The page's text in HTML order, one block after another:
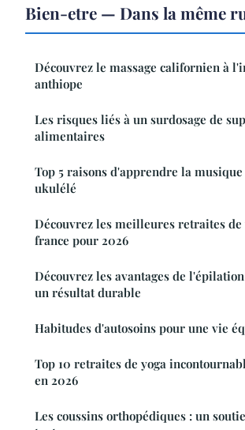
Bien-etre — Dans la même
Découvrez le massage californien à
anthiope
Les risques liés à un surdosage de
alimentaires
Top 5 raisons d'apprendre la musique
ukulélé
Découvrez les meilleures retraites de
france pour 2026
Découvrez les avantages de
un résultat durable
Habitudes d'autosoins pour une vie
Top 10 retraites de yoga
en 2026
Les coussins orthopédiques : un